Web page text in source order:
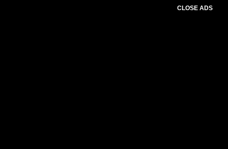
CLOSE ADS